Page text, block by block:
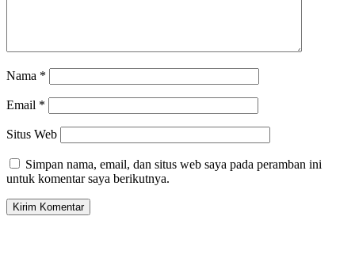
Nama *
Email *
Situs Web
Simpan nama, email, dan situs web saya pada peramban ini
untuk komentar saya berikutnya.